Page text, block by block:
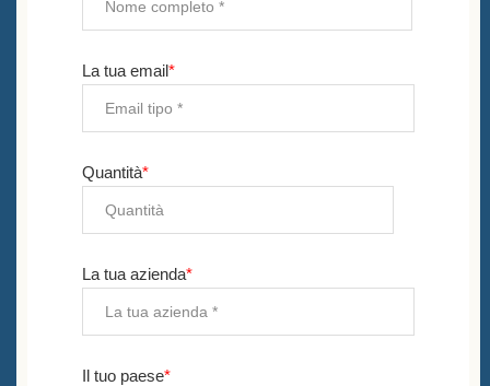
La tua email*
Quantità*
La tua azienda*
Il tuo paese*